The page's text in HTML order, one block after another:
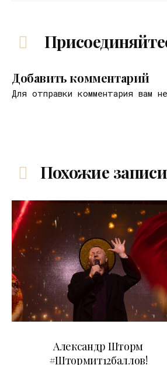
Добавить комментарий
Для отправки комментария вам
Похожие записи
Александр Шторм
#Штормит12баллов!